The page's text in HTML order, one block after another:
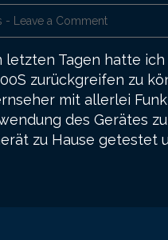
- Leave a Comment
letzten Tagen hatte
zurückgreifen zu
mit allerlei
des Gerätes
zu Hause getestet